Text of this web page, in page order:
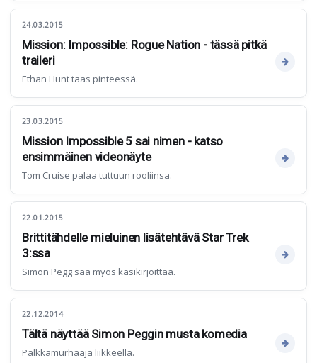
24.03.2015
Mission: Impossible: Rogue Nation - tässä pitkä
traileri
Ethan Hunt taas pinteessä.
23.03.2015
Mission Impossible 5 sai nimen - katso
ensimmäinen videonäyte
Tom Cruise palaa tuttuun rooliinsa.
22.01.2015
Brittitähdelle mieluinen lisätehtävä Star Trek
3:ssa
Simon Pegg saa myös käsikirjoittaa.
22.12.2014
Tältä näyttää Simon Peggin musta komedia
Palkkamurhaaja liikkeellä.